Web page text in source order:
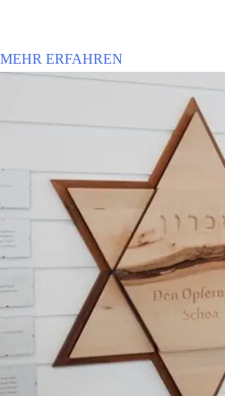
MEHR ERFAHREN